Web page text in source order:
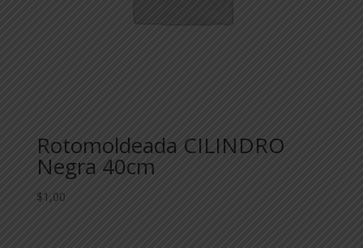
Rotomoldeada CILINDRO
Negra 40cm
$ 1,00